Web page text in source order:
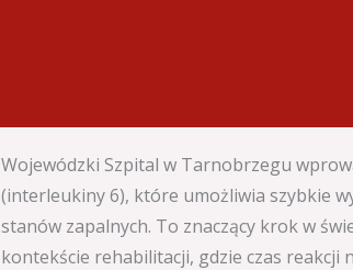
Wojewódzki Szpital w Tarnobrzegu
(interleukiny 6), które umożliwia szybkie
stanów zapalnych. To znaczący krok w
kontekście rehabilitacji, gdzie czas reakcji